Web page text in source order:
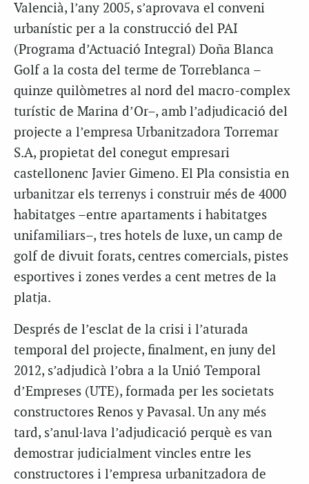
Valencià, l’any 2005, s’aprovava el conveni
urbanístic per a la construcció del PAI
(Programa d’Actuació Integral) Doña Blanca
Golf a la costa del terme de Torreblanca –
quinze quilòmetres al nord del macro-complex
turístic de Marina d’Or–, amb l’adjudicació del
projecte a l’empresa Urbanitzadora Torremar
S.A, propietat del conegut empresari
castellonenc Javier Gimeno. El Pla consistia en
urbanitzar els terrenys i construir més de 4000
habitatges –entre apartaments i habitatges
unifamiliars–, tres hotels de luxe, un camp de
golf de divuit forats, centres comercials, pistes
esportives i zones verdes a cent metres de la
platja.
Després de l’esclat de la crisi i l’aturada
temporal del projecte, finalment, en juny del
2012, s’adjudicà l’obra a la Unió Temporal
d’Empreses (UTE), formada per les societats
constructores Renos y Pavasal. Un any més
tard, s’anul·lava l’adjudicació perquè es van
demostrar judicialment vincles entre les
constructores i l’empresa urbanitzadora de